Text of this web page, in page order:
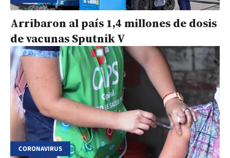
Arribaron al país 1,4 millones de dosis
de vacunas Sputnik V
CORONAVIRUS